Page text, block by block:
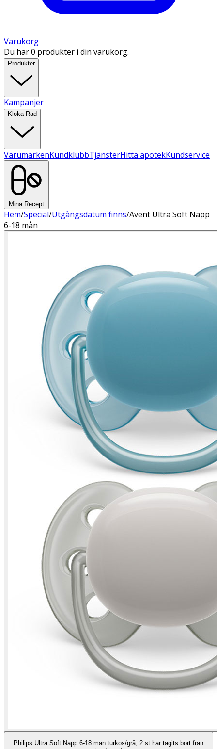
Varukorg
Du har 0 produkter i din varukorg.
Produkter
Kampanjer
Kloka Råd
VarumärkenKundklubbTjänsterHitta apotekKundservice
Mina Recept
Hem/Special/Utgångsdatum finns/Avent Ultra Soft Napp
6-18 mån
Philips Ultra Soft Napp 6-18 mån turkos/grå, 2 st har tagits bort från